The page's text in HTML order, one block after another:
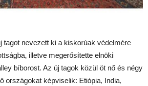
tagot nevezett ki a kiskorúak védelmére
illetve megerősítette elnöki
bíborost. Az új tagok közül öt nő és négy
országokat képviselik: Etiópia, India,